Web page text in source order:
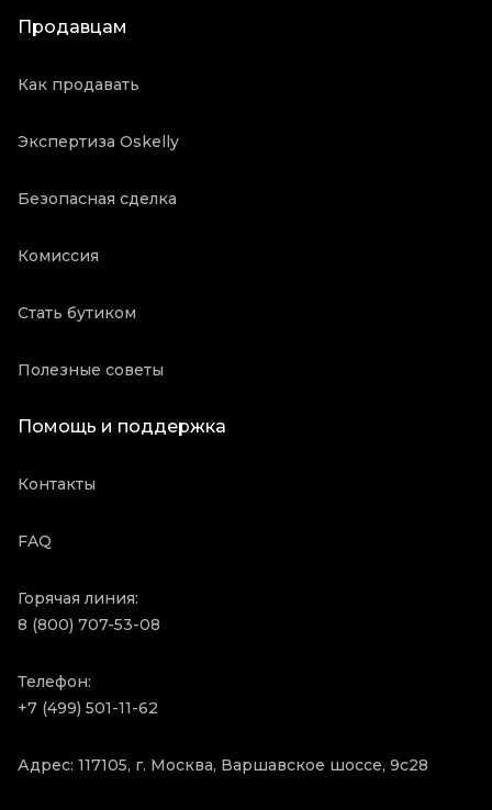
Продавцам
Как продавать
Экспертиза Oskelly
Безопасная сделка
Комиссия
Стать бутиком
Полезные советы
Помощь и поддержка
Контакты
FAQ
Горячая линия:
8 (800) 707-53-08
Телефон:
+7 (499) 501-11-62
Адрес: 117105, г. Москва, Варшавское шоссе, 9с28